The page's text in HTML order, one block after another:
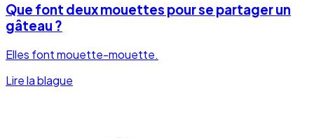
Que font deux mouettes pour se partager un
gâteau ?
Elles font mouette-mouette.
Lire la blague